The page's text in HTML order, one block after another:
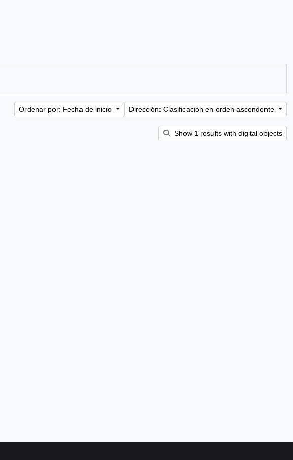
Ordenar por: Fecha de inicio Dirección: Clasificación en orden ascendente
Show 1 results with digital objects